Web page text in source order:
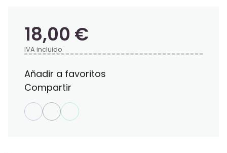
18,00 €
IVA incluido
Añadir a favoritos
Compartir